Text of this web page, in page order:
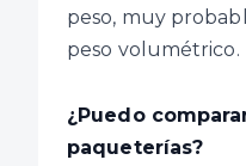
peso, muy
peso volumétrico.
¿Puedo
paqueterías?